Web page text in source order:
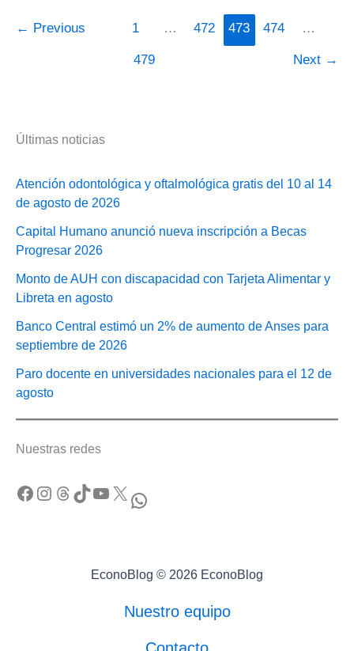
← Previous 1 … 472 473 474 …
479 Next →
Últimas noticias
Atención odontológica y oftalmológica gratis del 10 al 14
de agosto de 2026
Capital Humano anunció nueva inscripción a Becas
Progresar 2026
Monto de AUH con discapacidad con Tarjeta Alimentar y
Libreta en agosto
Banco Central estimó un 2% de aumento de Anses para
septiembre de 2026
Paro docente en universidades nacionales para el 12 de
agosto
Nuestras redes
Facebook Instagram Threads TikTok YouTube X WhatsApp
EconoBlog © 2026 EconoBlog
Nuestro equipo